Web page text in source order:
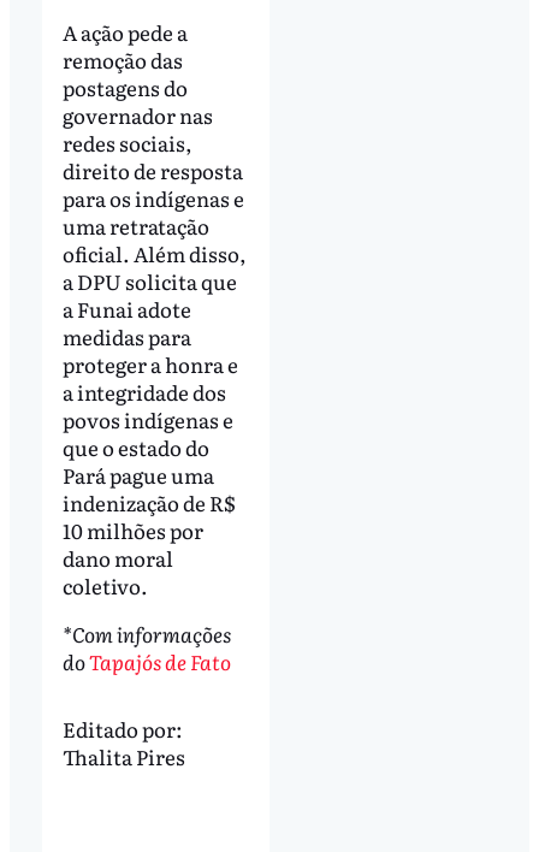
A ação pede a
remoção das
postagens do
governador nas
redes sociais,
direito de resposta
para os indígenas e
uma retratação
oficial. Além disso,
a DPU solicita que
a Funai adote
medidas para
proteger a honra e
a integridade dos
povos indígenas e
que o estado do
Pará pague uma
indenização de R$
10 milhões por
dano moral
coletivo.
*Com informações
doTapajós de Fato
Editado por:
Thalita Pires